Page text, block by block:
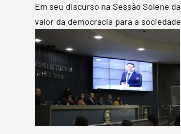
Em seu discurso na Sessão Solene
valor da democracia para a